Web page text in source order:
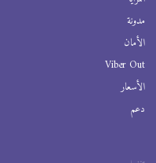
مدونة
الأمان
Viber Out
الأسعار
دعم